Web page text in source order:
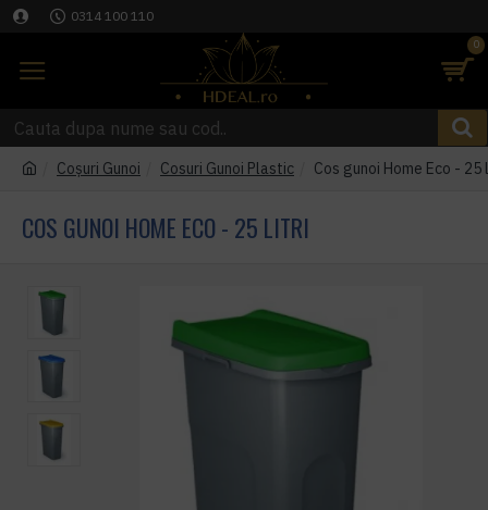
0314 100 110
0
Coşuri Gunoi Cosuri Gunoi Plastic Cos gunoi Home Eco - 25
COS GUNOI HOME ECO - 25 LITRI